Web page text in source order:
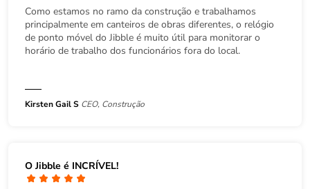
Como estamos no ramo da construção e trabalhamos
principalmente em canteiros de obras diferentes, o relógio
de ponto móvel do Jibble é muito útil para monitorar o
horário de trabalho dos funcionários fora do local.
Kirsten Gail S CEO, Construção
O Jibble é INCRÍVEL!